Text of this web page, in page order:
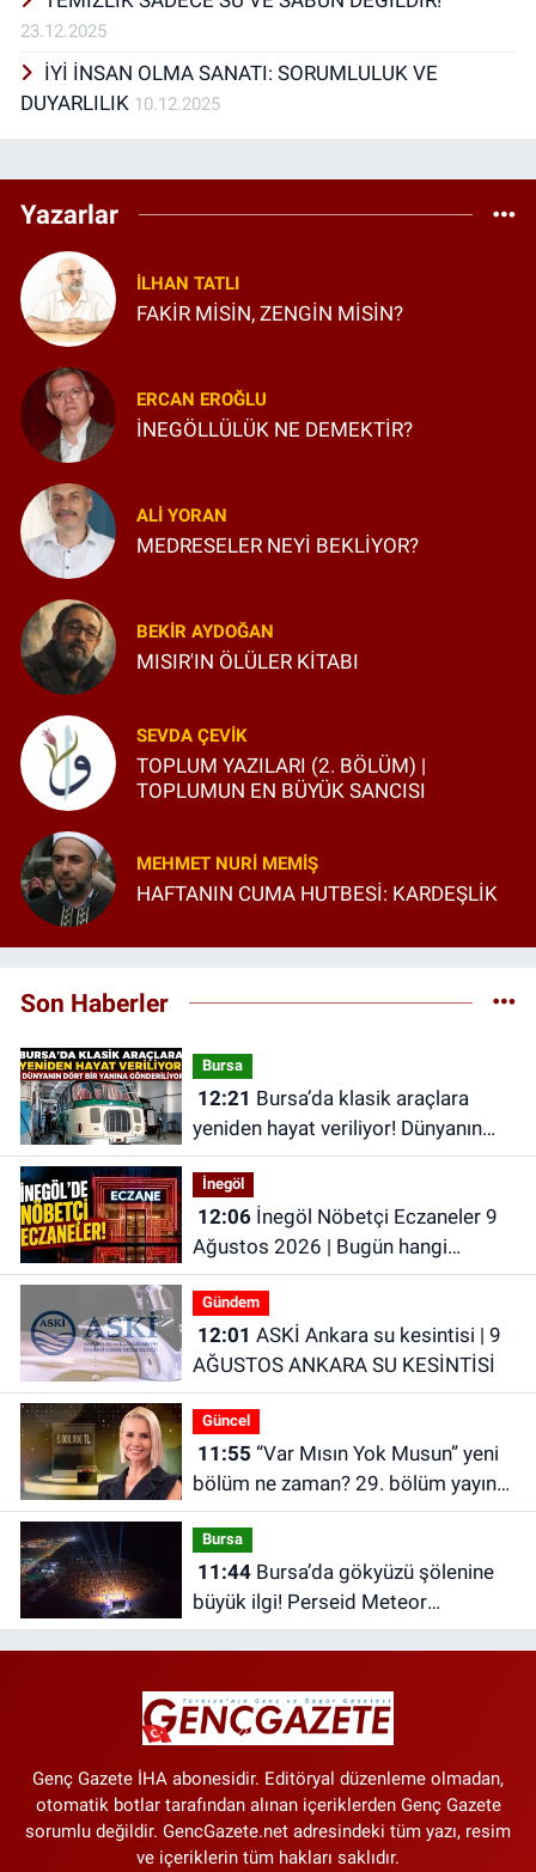
23.12.2025
İYİ İNSAN OLMA SANATI: SORUMLULUK VE
DUYARLILIK 10.12.2025
Yazarlar
İLHAN TATLI
FAKİR MİSİN, ZENGİN MİSİN?
ERCAN EROĞLU
İNEGÖLLÜLÜK NE DEMEKTİR?
ALI YORAN
MEDRESELER NEYİ BEKLİYOR?
BEKIR AYDOĞAN
MISIR'IN ÖLÜLER KİTABI
SEVDA ÇEVIK
TOPLUM YAZILARI (2. BÖLÜM) |
TOPLUMUN EN BÜYÜK SANCISI
MEHMET NURI MEMIŞ
HAFTANIN CUMA HUTBESİ: KARDEŞLİK
Son Haberler
Bursa
12:21
yeniden hayat veriliyor! Dünyanın
dört bir yanına gönderiliyor
İnegöl
12:06İnegöl Nöbetçi Eczaneler 9
Ağustos 2026 | Bugün hangi
eczaneler nöbetçi?
Gündem
12:01
AĞUSTOS ANKARA SU KESİNTİSİ
Güncel
11:55
bölüm ne zaman? 29. bölüm yayın
tarihi belli oldu | Yeni fragman
yayınlandı
Bursa
11:44Bursa’da gökyüzü şölenine
büyük ilgi! Perseid Meteor
Yağmuru’nu 25 bin kişi izledi
Genç Gazete İHA abonesidir. Editöryal düzenleme olmadan,
otomatik botlar tarafından alınan içeriklerden Genç Gazete
sorumlu değildir. GencGazete.net adresindeki tüm yazı, resim
ve içeriklerin tüm hakları saklıdır.